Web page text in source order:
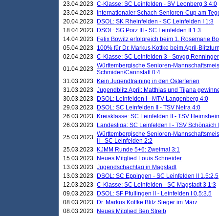
23.04.2023 C-Klasse: SC Leinfelden - SV Leonberg 3 4:0
23.04.2023
Internationaler Schach-Senioren-Cup am
20.04.2023
DSOL: SK Rheinfelden - SC Leinfelden I 1:3
18.04.2023
DSOL: SG Porz III - SC Leinfelden II 1:3
14.04.2023
Felix Bowitz erfolgreich beim 1. Rosemarie
05.04.2023 100% für Dr. Markus Kottke beim April-
02.04.2023 C-Klasse: SC Leinfelden 3 - Spvgg
01.04.2023 Württembergische Senioren-
Schmiden/Cannstatt 0:4
31.03.2023
Kein Jugendtraining in den Osterferien
31.03.2023 Jugendblitz April: Matthias und Tijana
30.03.2023
DSOL: Leinfelden I - MTV Langenberg 4:0
29.03.2023
DSOL: SC Leinfelden II - TSV Netra 4:0
26.03.2023
Kreisklasse: SC Leinfelden II - TSV
26.03.2023
Landesliga: SC Leinfelden I - TSV Schönaich
25.03.2023 Württembergische Senioren-
II - SC Leinfelden 2:2
25.03.2023
KJMM Runde 5+6: Zweimal 3:1
15.03.2023
Neues Mitglied Louis Schneider
13.03.2023 Jugendschachtag in Magstadt
13.03.2023
DSOL: SC Eppingen - SC Leinfelden II 1,5:2,5
12.03.2023 C-Klasse: SC Leinfelden - SC Magstadt 3 1:3
09.03.2023
DSOL: SF Pfullingen II - Leinfelden I 0,5:3,5
08.03.2023
Dr. Markus Kottke Blitz Sieger im März
08.03.2023
Neues Mitglied Ben Streib